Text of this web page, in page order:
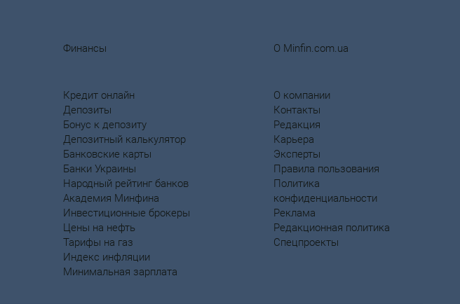
Финансы О Minfin.com.ua
Кредит онлайн
Депозиты
Бонус к депозиту
Депозитный калькулятор
Банковские карты
Банки Украины
Народный рейтинг банков
Академия Минфина
Инвестиционные брокеры
Цены на нефть
Тарифы на газ
Индекс инфляции
Минимальная зарплата
О компании
Контакты
Редакция
Карьера
Эксперты
Правила пользования
Политика
конфиденциальности
Реклама
Редакционная политика
Спецпроекты